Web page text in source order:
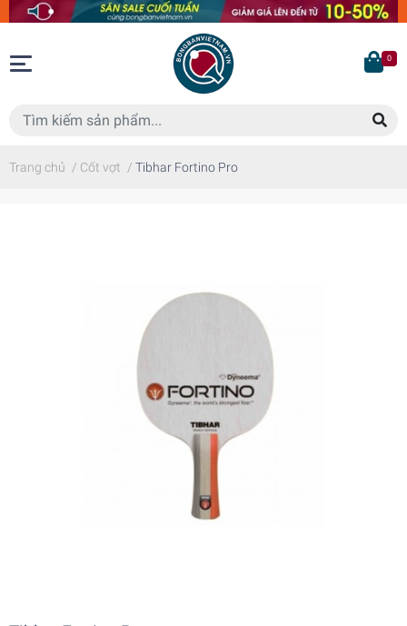
0
Trang chủ / Cốt vợt / Tibhar Fortino Pro